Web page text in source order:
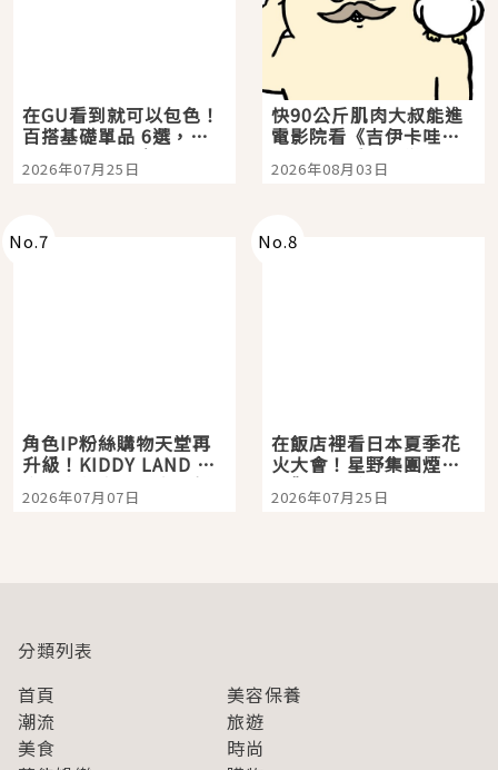
在GU看到就可以包色！
百搭基礎單品 6選，閉
眼全收也不心疼
2026年07月25日
快90公斤肌肉大叔能進
電影院看《吉伊卡哇》
嗎？日本重金屬樂團
「打首」會長與nagano
2026年08月03日
No.7
角色IP粉絲購物天堂再
升級！KIDDY LAND 原
宿店吉伊卡哇迎客，新
開幕 OMOKADO 店3分
2026年07月07日
No.8
在飯店裡看日本夏季花
火大會！星野集團煙火
景觀飯店6選，讓你不用
人擠人悠閒欣賞
2026年07月25日
分類列表
首頁
美容保養
潮流
旅遊
美食
時尚